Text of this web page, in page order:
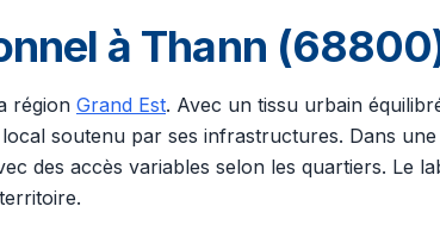
à Thann
région Grand Est. Avec un tissu urbain
soutenu par ses infrastructures. Dans
des accès variables selon les quartiers. Le